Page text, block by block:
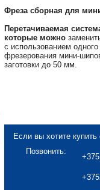
Фреза сборная для
Перетачиваемая
которые можно
с использованием
фрезерования мини-
заготовки до 50 мм.
Если вы хотите
Позвонить: